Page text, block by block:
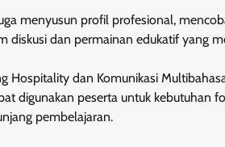
menyusun profil profesional,
diskusi dan permainan edukatif yang
Hospitality dan Komunikasi
digunakan peserta untuk kebutuhan
pembelajaran.